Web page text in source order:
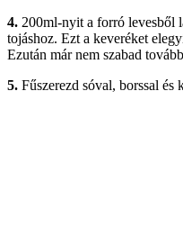
4. 200ml-nyit a forró levesből
tojáshoz. Ezt a keveréket
Ezután már nem szabad
5. Fűszerezd sóval, borssal és